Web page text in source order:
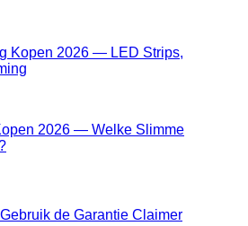
Kopen 2026 — LED Strips,
2026 — Welke Slimme
de Garantie Claimer